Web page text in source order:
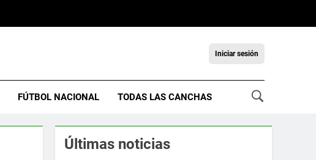
Iniciar sesión
FÚTBOL NACIONAL TODAS LAS CANCHAS
Últimas noticias